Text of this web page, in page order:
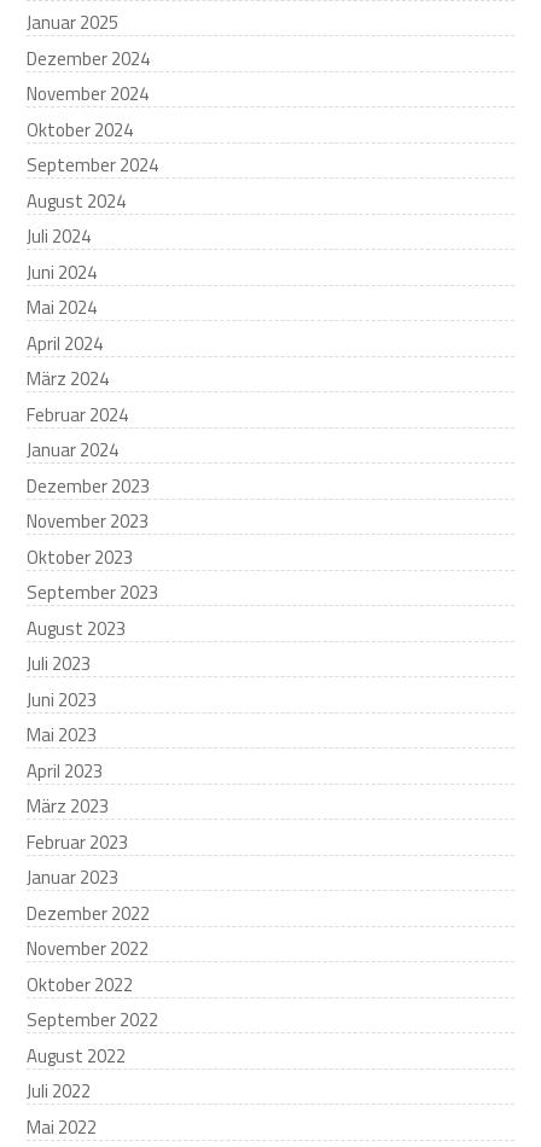
Januar 2025
Dezember 2024
November 2024
Oktober 2024
September 2024
August 2024
Juli 2024
Juni 2024
Mai 2024
April 2024
März 2024
Februar 2024
Januar 2024
Dezember 2023
November 2023
Oktober 2023
September 2023
August 2023
Juli 2023
Juni 2023
Mai 2023
April 2023
März 2023
Februar 2023
Januar 2023
Dezember 2022
November 2022
Oktober 2022
September 2022
August 2022
Juli 2022
Mai 2022